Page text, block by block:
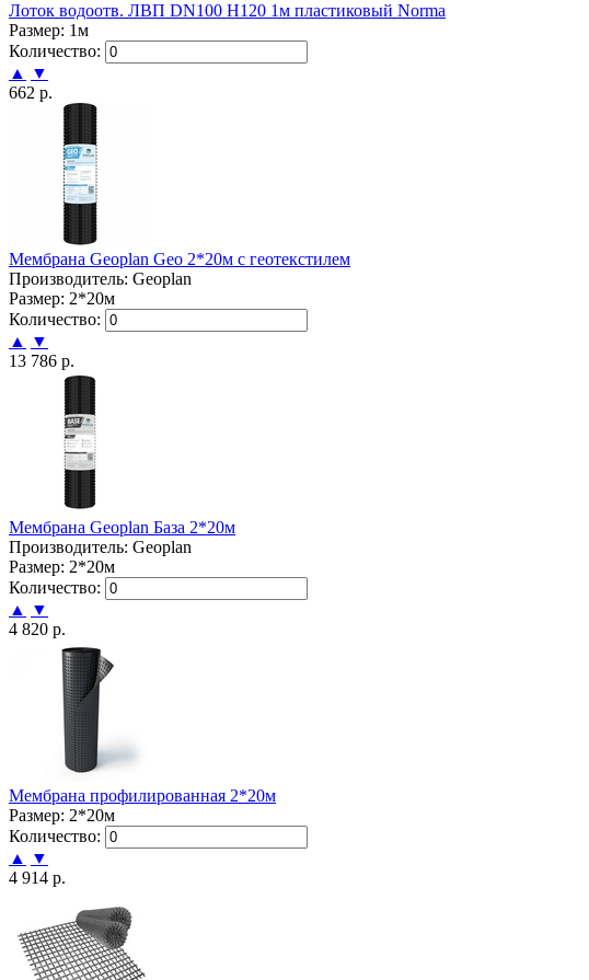
Лоток водоотв. ЛВП DN100 H120 1м пластиковый Norma
Размер: 1м
Количество:
▲
▼
662 р.
Мембрана Geoplan Geo 2*20м с геотекстилем
Производитель: Geoplan
Размер: 2*20м
Количество:
▲
▼
13 786 р.
Мембрана Geoplan База 2*20м
Производитель: Geoplan
Размер: 2*20м
Количество:
▲
▼
4 820 р.
Мембрана профилированная 2*20м
Размер: 2*20м
Количество:
▲
▼
4 914 р.